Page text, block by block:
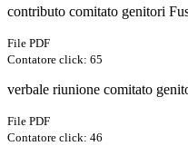
contributo comitato genitori
File PDF
Contatore click: 65
verbale riunione comitato
File PDF
Contatore click: 46